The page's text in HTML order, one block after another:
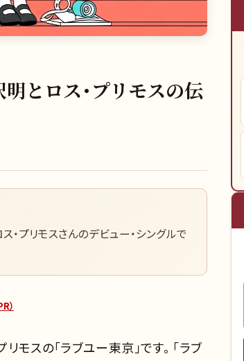
とロス･プリモスの伝
・プリモスさんのデビュー・シングルで
）
モスの「ラブユー東京」です。 「ラブ